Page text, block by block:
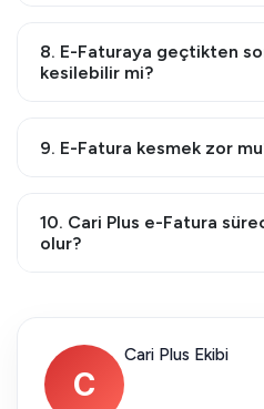
8. E-Faturaya geçtikten
kesilebilir mi?
9. E-Fatura kesmek zor
10. Cari Plus e-Fatura
olur?
C
Cari Plus Ekibi